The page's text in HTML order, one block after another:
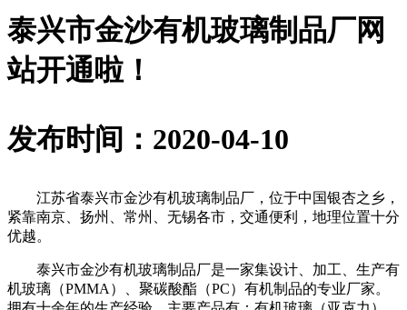
泰兴市金沙有机玻璃制品厂网
站开通啦！
发布时间：2020-04-10
江苏省泰兴市金沙有机玻璃制品厂，位于中国银杏之乡，
紧靠南京、扬州、常州、无锡各市，交通便利，地理位置十分
优越。
泰兴市金沙有机玻璃制品厂是一家集设计、加工、生产有
机玻璃（PMMA）、聚碳酸酯（PC）有机制品的专业厂家。